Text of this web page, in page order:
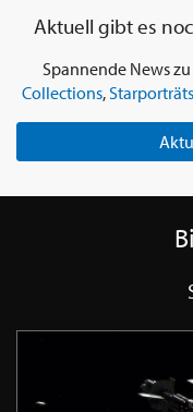
Aktuell gibt es
Spannende News
Collections,Starporträts